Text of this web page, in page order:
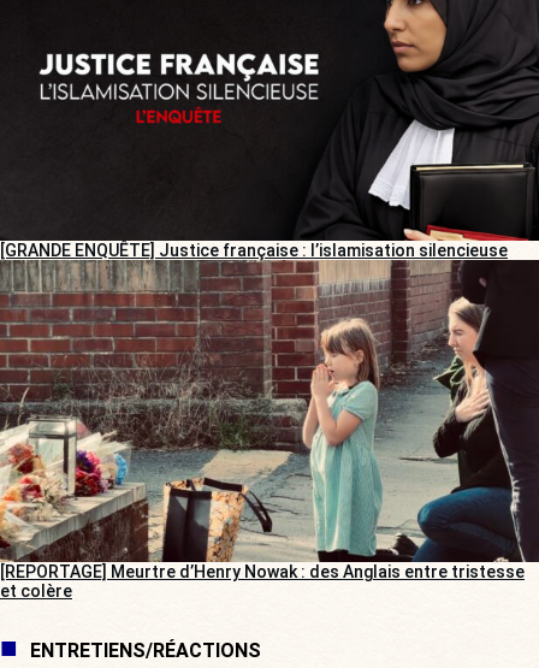
[GRANDE ENQUÊTE] Justice française : l’islamisation silencieuse
[REPORTAGE] Meurtre d’Henry Nowak : des Anglais entre tristesse
et colère
ENTRETIENS/RÉACTIONS